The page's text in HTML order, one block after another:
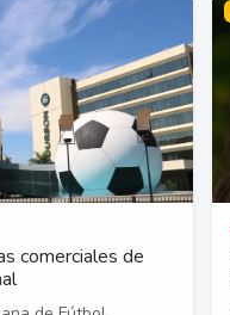
comerciales de